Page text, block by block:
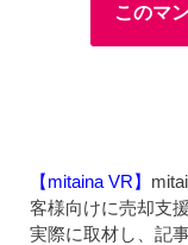
このマ
【mitaina VR】
客様向けに売却支
実際に取材し、記